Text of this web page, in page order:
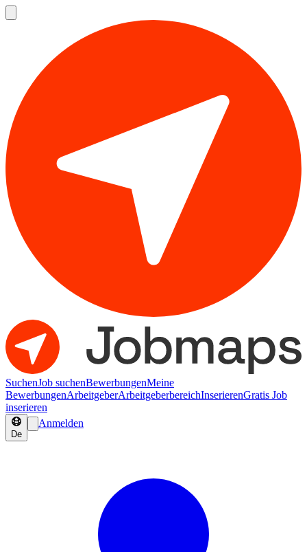
SuchenJob suchenBewerbungenMeine
BewerbungenArbeitgeberArbeitgeberbereichInserierenGratis Job
inserieren
De
Anmelden